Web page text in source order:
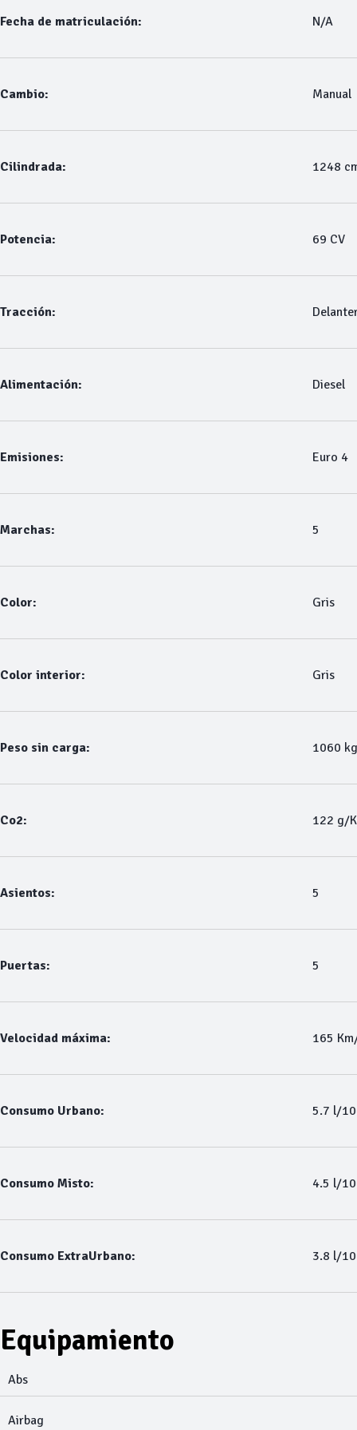
Fecha de matriculación: N/A
Cambio: Manual
Cilindrada: 1248
Potencia: 69 CV
Tracción:
Alimentación: Diesel
Emisiones: Euro 4
Marchas: 5
Color: Gris
Color interior: Gris
Peso sin carga: 1060 kg
Co2: 122 g/
Asientos: 5
Puertas: 5
Velocidad máxima: 165
Consumo Urbano: 5.7 l/
Consumo Misto: 4.5 l/
Consumo ExtraUrbano: 3.8 l/
Equipamiento
Abs
Airbag